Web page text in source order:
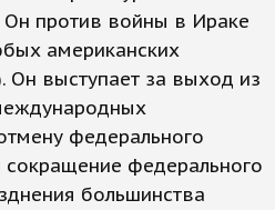
Он против войны в Ираке
американских
Он выступает за выход из
федерального
федерального
большинства